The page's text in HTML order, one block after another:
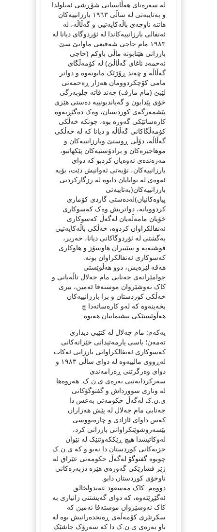
لە سەرەتای ھەڵایسانی شۆڕشی ئەیلولدا
و بەتایبەتی لە ساڵی ١٩٦٣ بارزانییەکان
ھاتنە ناوچەی باڵەکایەتیی و گەڵاڵە، لە
ئەنفالی بارزانییەکاندا لە ئۆردوگای دیانا لە
١٩٨٣ مام حاجی شەفیعی ماوانێ سێ
بارزانی ھێنابونە ماڵی باوکم (حاجی
ئەحمەد ئاغای گەڵاڵێ) لە کۆمەڵگای
گەڵاڵە و چەند ڕۆژێک مابونەوە و دواتر
مامی کۆچکردوومان ھەزار ڕەحمەتی
لێبێ (مام مارف) چەند قاتە جلوبەرگی
خۆی پێدابون و گەیاندبونییە دەستی ھێزی
پێشمەرگەی کوردستان، وەک دەگێڕنەوە
کارەساتێکی گەورە بوە، چونکە خەڵکی
کۆمەڵگاکانی گەڵاڵە و دیانا کە لە خەڵکی
گەڵاڵە، دۆڵی ڕوستێ وبارزانییەکان و
موھاجیرەکان و برادۆستیەکان پێکھاتبو،
مەزەندەی ئەوەیان کردبو کە دوای
بارزانییەکان، نۆبەتی ئەوانیش دێت، بۆیە
ئەوەی لە توانایان دابوە لە رزگارکردنی
بارزانییەکان(بەتایبەتی
پیاوەکانیان)لەدەستی گاردی کۆماری
کردوویانە، دواتریش وەک کەسوکاری
خۆیان مامەڵەیان لەگەڵ کەسوکاری
ئەنفالکراوان کردوە، خەڵکی باڵەکایەتیی
بەگشتی لە ئۆردوگاکانی دیانا، حەریر،
قوشتەپە و سێبیران ھاوسۆز و ھاوکاری
کەسوکاری ئەنفالکراوان بونە.
ھەقە لێرەیش، دوو ھەڵوێستی
جوامێرانەی جەنابی مام جەلال تاڵەبانی و
کاک نەوشێروان موستەفا ئەمین، بیری
خەڵکی کوردستان و برا بارزانییەکان
بخەینەوە کە لەو کارەساتەدا چ
ھەڵوێستێکی نیشتمانیان ھەبوە:
یەکەم: مام جەلال لە کتێبی دیداری
تەمەن؛ باسی یارمەتیدانی خێزانەکانی
کەسوکاری ئەنفالکراوانی بارزانی ئەکات
لەڕووی مالییەوە لە دوای ساڵی ١٩٨٣ و
دوای وەرگرتنی ڕەزامەندی
سەرکردایەتیی بەرەی ی.ن.ک. ھەروەھا
لە وتاری سوورداش و گفتوگۆکانی
ی.ن.ک لەگەڵ حکومەتی بەعس دا
جەنابی مام جەلال لە پێش ھەزاران
کەس داوای ئازادی و چارەنووسی
بێسەروشوێنکراوانی بارزانی کرد،
لەوکاتیشدا ھیچ ڕێککەوتنێک لە نێوان
حزبەکانی کوردستان دا نەبو و کە ی.ن.ک
چوبوە گفتوگۆ لەگەڵ حکومەتی عێراق لە
ژێر فشارێکی گەورەی ھێزە دژبەرەکانی
ناوخۆی کوردستان دابو.
دووەم: کاک مەسعود عەبدولخالق
ئەگێڕێتەوە، کە دوای گەیشتنی زانیاری بە
کاک نەوشێروان موستەفا ئەمین کە
سکرتێری کۆمەڵەی ڕەنجدەرانیش بوە لە
ناو بەرەی ی.ن.ک دا کە سەرۆک جاشێک